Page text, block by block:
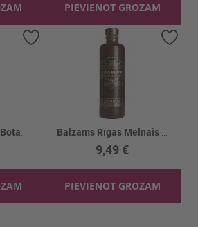
PIEVIENOT GROZAM
Pievienot vēlmju sarakstam
9,49 €
PIEVIENOT GROZAM